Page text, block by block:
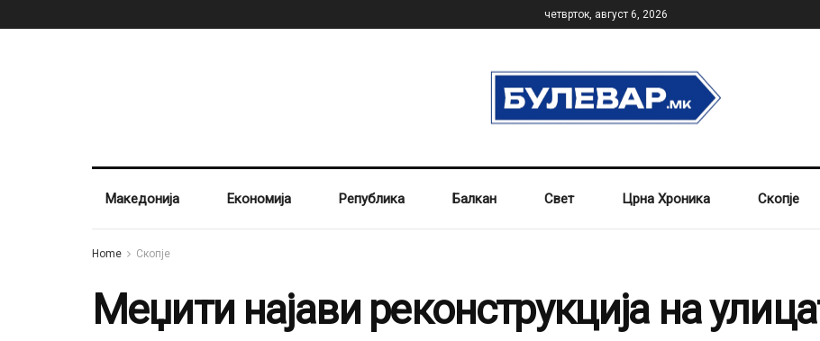
четврток, август 6, 2026
Македонија Економија Република Балкан Свет Црна Хроника Скопје
Home Скопје
Меџити најави реконструкција на